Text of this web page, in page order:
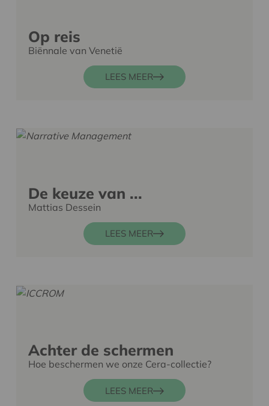
Op reis
Biënnale van Venetië
LEES MEER
De keuze van ...
Mattias Dessein
LEES MEER
Achter de schermen
Hoe beschermen we onze Cera-collectie?
LEES MEER